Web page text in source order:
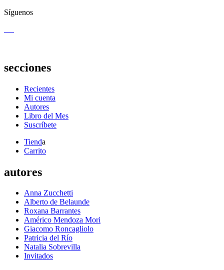
Síguenos
secciones
Recientes
Mi cuenta
Autores
Libro del Mes
Suscríbete
Tienda
Carrito
autores
Anna Zucchetti
Alberto de Belaunde
Roxana Barrantes
Américo Mendoza Mori
Giacomo Roncagliolo
Patricia del Río
Natalia Sobrevilla
Invitados